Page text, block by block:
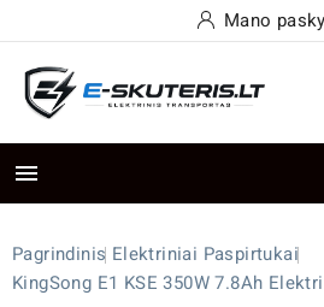
Mano

Pagrindinis Elektriniai Paspirtukai
KingSong E1 KSE 350W 7.8Ah